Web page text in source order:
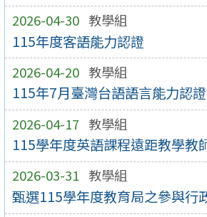
2026-04-30 教學組
115年度客語能力認證
2026-04-20 教學組
115年7月臺灣台語語言能力認
2026-04-17 教學組
115學年度英語課程遠距教學教
2026-03-31 教學組
甄選115學年度教育局之參與行